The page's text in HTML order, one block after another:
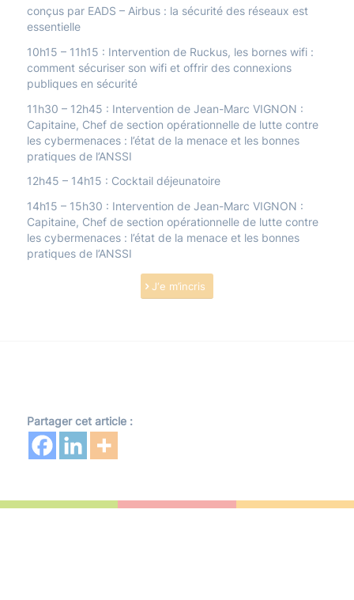
conçus par EADS – Airbus : la sécurité des réseaux est
essentielle
10h15 – 11h15 : Intervention de Ruckus, les bornes wifi :
comment sécuriser son wifi et offrir des connexions
publiques en sécurité
11h30 – 12h45 : Intervention de Jean-Marc VIGNON :
Capitaine, Chef de section opérationnelle de lutte contre
les cybermenaces : l’état de la menace et les bonnes
pratiques de l’ANSSI
12h45 – 14h15 : Cocktail déjeunatoire
14h15 – 15h30 : Intervention de Jean-Marc VIGNON :
Capitaine, Chef de section opérationnelle de lutte contre
les cybermenaces : l’état de la menace et les bonnes
pratiques de l’ANSSI
J‘e m’incris
Partager cet article :